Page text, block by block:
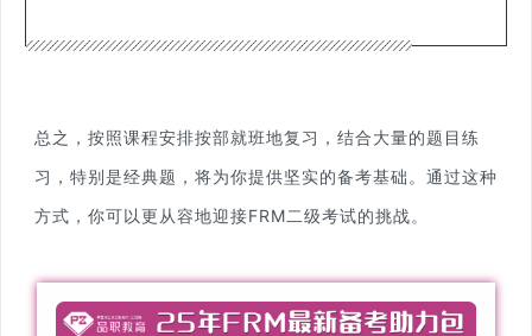
总之，按照课程安排按部就班地复习，结合大量的题目练
习，特别是经典题，将为你提供坚实的备考基础。通过这种
方式，你可以更从容地迎接FRM二级考试的挑战。